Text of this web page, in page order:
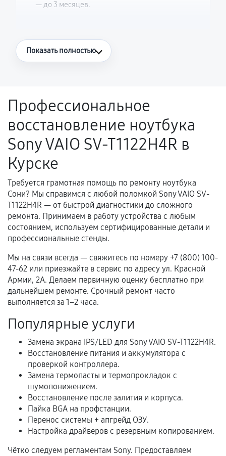
— до 3 месяцев.
Что считается гарантийным случаем
Поломка установленной детали при
нормальной эксплуатации в течение
гарантийного срока.
Несоответствие комплектующей заявленным
техническим характеристикам.
Документы для подтверждения
гарантии
Гарантийный талон.
Акт выполненных работ с датой, перечнем
услуг и сроком гарантии.
Документы на установленные комплектующие
и кассовый чек.
Расширенная гарантия
В некоторых случаях возможно оформление
расширенной гарантии. Стоимость, сроки и
условия продления согласовываются отдельно и
фиксируются в документах.
Когда гарантия не действует
Показать полностью
Профессиональное
восстановление ноутбука
Sony VAIO SV-T1122H4R в
Курске
Требуется грамотная помощь по ремонту ноутбука
Сони? Мы справимся с любой поломкой Sony VAIO SV-
T1122H4R — от быстрой диагностики до сложного
ремонта. Принимаем в работу устройства с любым
состоянием, используем сертифицированные детали и
профессиональные стенды.
Мы на связи всегда — свяжитесь по номеру +7 (800) 100-
47-62 или приезжайте в сервис по адресу ул. Красной
Армии, 2А. Делаем первичную оценку бесплатно при
дальнейшем ремонте. Срочный ремонт часто
выполняется за 1–2 часа.
Популярные услуги
Замена экрана IPS/LED для Sony VAIO SV-T1122H4R.
Восстановление питания и аккумулятора с
проверкой контроллера.
Замена термопасты и термопрокладок с
шумопонижением.
Восстановление после залития и корпуса.
Пайка BGA на профстанции.
Перенос системы + апгрейд ОЗУ.
Настройка драйверов с резервным копированием.
Чётко следуем регламентам Sony. Предоставляем